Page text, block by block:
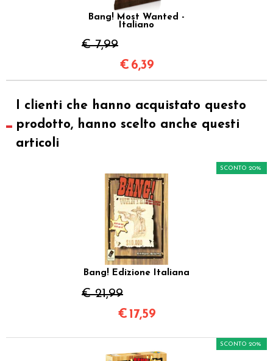
Bang! Most Wanted -
Italiano
€ 7,99
€ 6,39
I clienti che hanno acquistato questo
prodotto, hanno scelto anche questi
articoli
Bang! Edizione Italiana
€ 21,99
SCONTO 20%
€ 17,59
SCONTO 20%